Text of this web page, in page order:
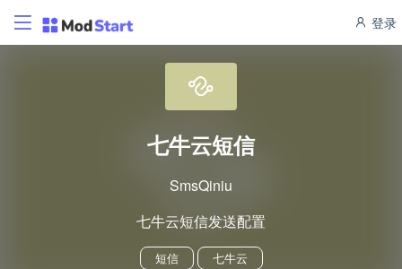
登录
七牛云短信
SmsQiniu
七牛云短信发送配置
短信 七牛云